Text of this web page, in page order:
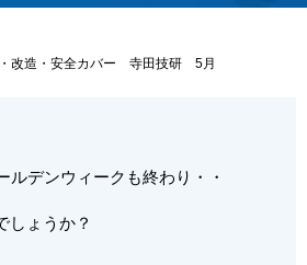
改造・安全カバー 寺田技研 5月
ルデンウィークも終わり・・
しょうか？